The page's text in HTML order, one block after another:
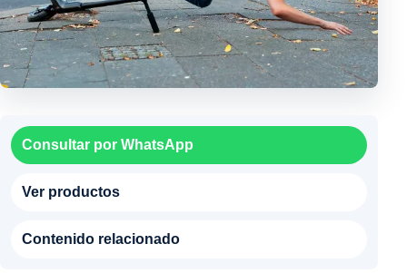
Consultar por WhatsApp
Ver productos
Contenido relacionado